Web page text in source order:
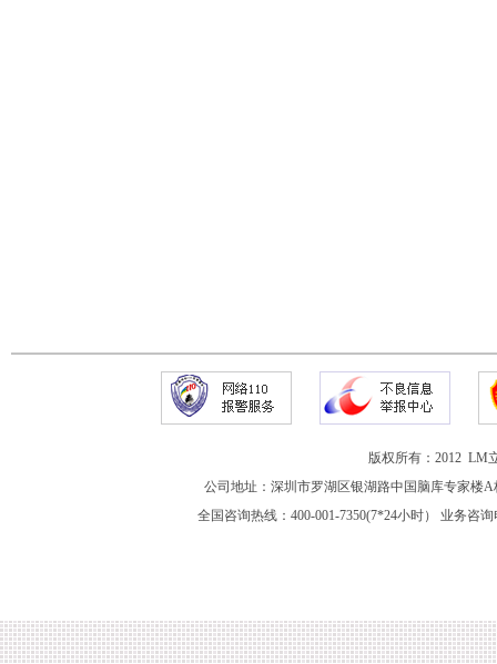
版权所有：2012 LM
公司地址：深圳市罗湖区银湖路中国脑库专家楼
全国咨询热线：400-001-7350(7*24小时） 业务咨